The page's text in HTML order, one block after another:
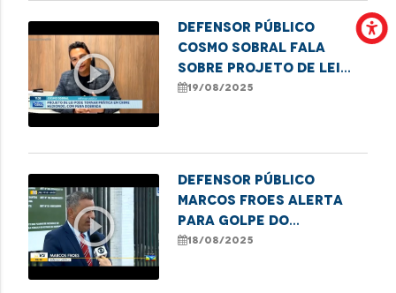
medidas prot
play_circle_outline
Defensor público
Cosmo Sobral fala
sobre projeto de lei
que endurece penas por
19/08/2025
play_circle_outline
Defensor público
Marcos Froes alerta
para golpe do
consórcio e destaca
18/08/2025